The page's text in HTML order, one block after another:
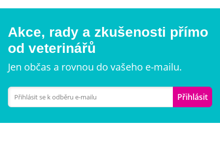
Akce, rady a zkušenosti přímo
od veterinářů
Jen občas a rovnou do vašeho e-mailu.
Přihlásit